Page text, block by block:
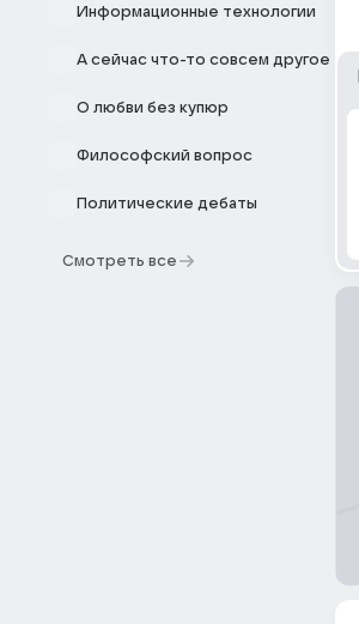
Информационные технологии
А сейчас что-то совсем другое
О любви без купюр
Философский вопрос
Политические дебаты
Смотреть все